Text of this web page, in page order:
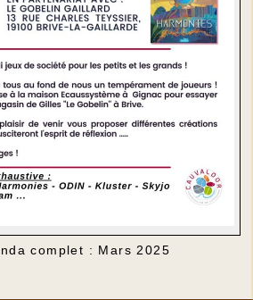
complet : Mars 2025